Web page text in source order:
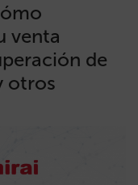
venta
de
otros